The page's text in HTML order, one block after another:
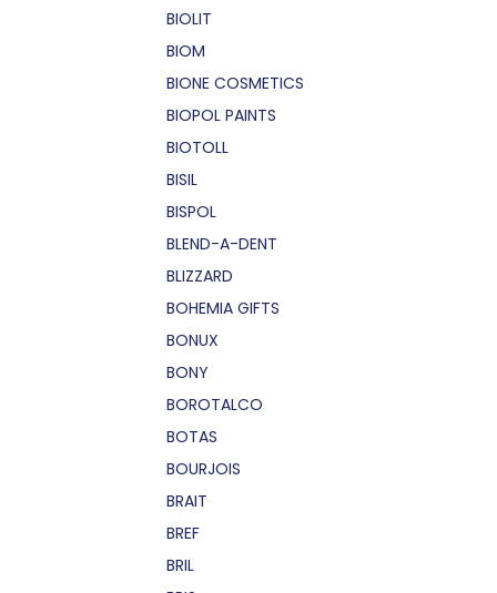
BIOLIT
BIOM
BIONE COSMETICS
BIOPOL PAINTS
BIOTOLL
BISIL
BISPOL
BLEND-A-DENT
BLIZZARD
BOHEMIA GIFTS
BONUX
BONY
BOROTALCO
BOTAS
BOURJOIS
BRAIT
BREF
BRIL